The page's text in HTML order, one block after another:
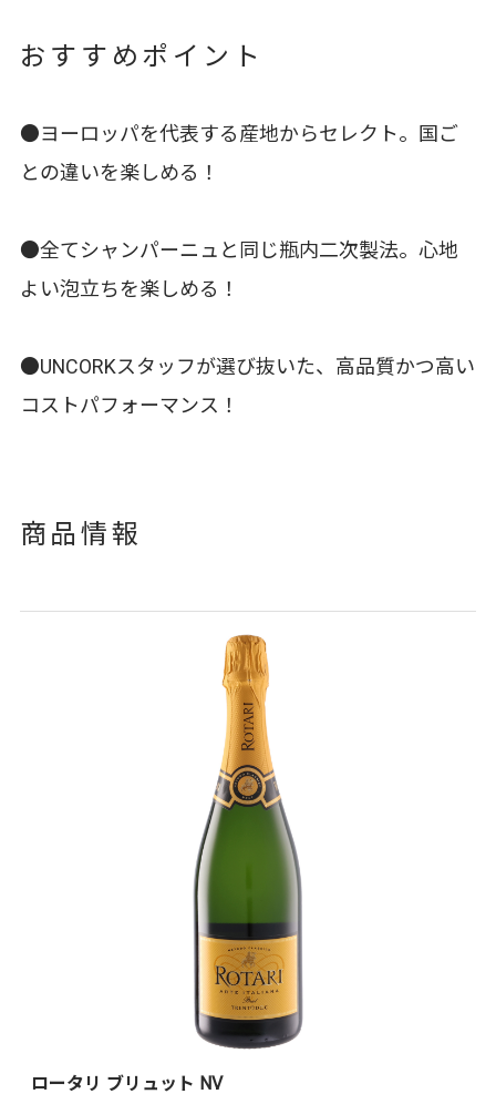
おすすめポイント
●ヨーロッパを代表する産地からセレクト。国ご
との違いを楽しめる！
●全てシャンパーニュと同じ瓶内二次製法。心地
よい泡立ちを楽しめる！
●UNCORKスタッフが選び抜いた、高品質かつ高い
コストパフォーマンス！
商品情報
ロータリ ブリュット NV